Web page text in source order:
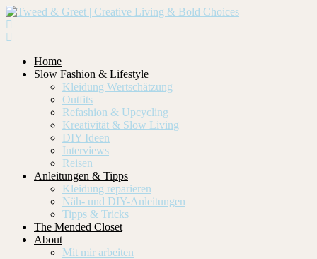
Home
Slow Fashion & Lifestyle
Kleidung Wertschätzung
Outfits
Refashion & Upcycling
Kreativität & Slow Living
DIY Ideen
Interviews
Reisen
Anleitungen & Tipps
Kleidung reparieren
Näh- und DIY-Anleitungen
Tipps & Tricks
The Mended Closet
About
Mit mir arbeiten